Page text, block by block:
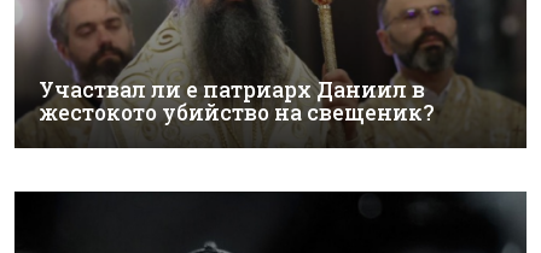
Участвал ли е патриарх Даниил в
жестокото убийство на свещеник?